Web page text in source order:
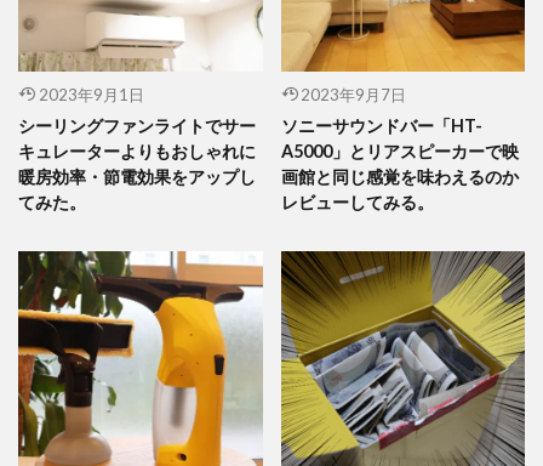
2023年9月1日
シーリングファンライトでサー
キュレーターよりもおしゃれに
暖房効率・節電効果をアップし
てみた。
2023年9月7日
ソニーサウンドバー「HT-
A5000」とリアスピーカーで映
画館と同じ感覚を味わえるのか
レビューしてみる。